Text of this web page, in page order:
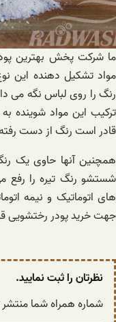
ما شرکت پخش بهترین
مواد تشکیل دهنده این
رنگ را روی لباس نگه می
ترکیب این مواد
قادر است رنگ از دست رفته
همچنین آنها حاوی یک
شستشو رنگ تیره را رفع
های اتوماتیک و نیمه
جهت خرید پودر رختشویی
نظرتان را ثبت نمایید.
شماره همراه شما